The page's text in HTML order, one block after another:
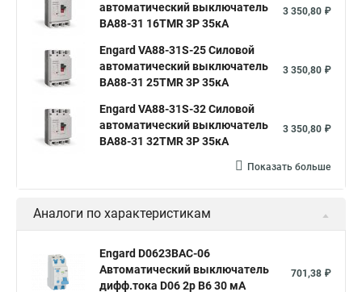
автоматический выключатель
ВА88-31 16TMR 3P 35кА
3 350,80 ₽
Engard VA88-31S-25 Силовой
автоматический выключатель
ВА88-31 25TMR 3P 35кА
3 350,80 ₽
Engard VA88-31S-32 Силовой
автоматический выключатель
ВА88-31 32TMR 3P 35кА
3 350,80 ₽
Показать больше
Аналоги по характеристикам
Engard D0623BAC-06
Автоматический выключатель
дифф.тока D06 2р B6 30 мА
701,38 ₽